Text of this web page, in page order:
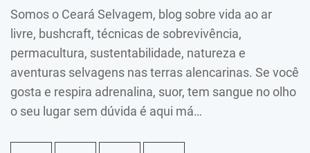
Somos o Ceará Selvagem, blog sobre vida ao ar
livre, bushcraft, técnicas de sobrevivência,
permacultura, sustentabilidade, natureza e
aventuras selvagens nas terras alencarinas. Se você
gosta e respira adrenalina, suor, tem sangue no olho
o seu lugar sem dúvida é aqui má…